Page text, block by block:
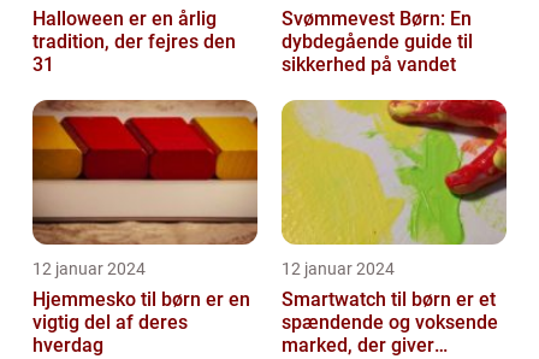
Halloween er en årlig
tradition, der fejres den
31
Svømmevest Børn: En
dybdegående guide til
sikkerhed på vandet
12 januar 2024
Hjemmesko til børn er en
vigtig del af deres
hverdag
12 januar 2024
Smartwatch til børn er et
spændende og voksende
marked, der giver